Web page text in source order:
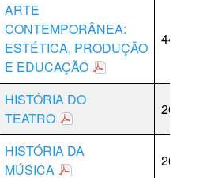
ARTE
CONTEMPORÂNEA:
ESTÉTICA, PRODUÇÃO
E EDUCAÇÃO
44
HISTÓRIA DO
TEATRO
26
HISTÓRIA DA
MÚSICA
26